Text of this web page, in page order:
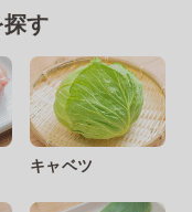
す
キャベツ